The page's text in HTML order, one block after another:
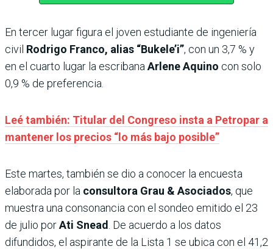
En tercer lugar figura el joven estudiante de ingeniería
civil Rodrigo Franco, alias “Bukele’i”, con un 3,7 % y
en el cuarto lugar la escribana Arlene Aquino con solo
0,9 % de preferencia.
Leé también: Titular del Congreso insta a Petropar a
mantener los precios “lo más bajo posible”
Este martes, también se dio a conocer la encuesta
elaborada por la consultora Grau & Asociados, que
muestra una consonancia con el sondeo emitido el 23
de julio porAti Snead . De acuerdo a los datos
difundidos, el aspirante de la Lista 1 se ubica con el 41,2